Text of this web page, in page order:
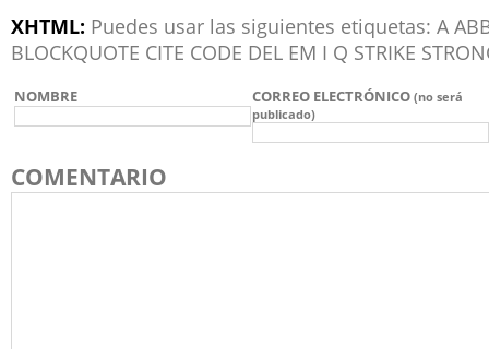
XHTML: Puedes usar las siguientes etiquetas: A
BLOCKQUOTE CITE CODE DEL EM I Q STRIKE
NOMBRE CORREO ELECTRÓNICO(no será
publicado)
COMENTARIO